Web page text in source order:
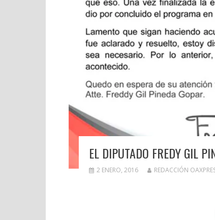
EL DIPUTADO FREDY GIL
2 ENERO, 2016 REDACCIÓN